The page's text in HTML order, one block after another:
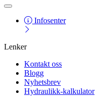
Infosenter
Lenker
Kontakt oss
Blogg
Nyhetsbrev
Hydraulikk-kalkulator